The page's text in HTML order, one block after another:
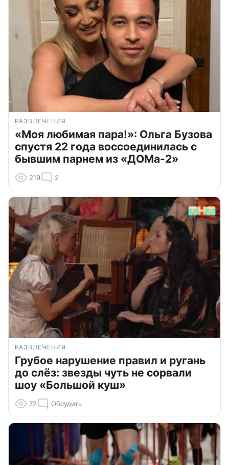
РАЗВЛЕЧЕНИЯ
«Моя любимая пара!»: Ольга Бузова
спустя 22 года воссоединилась с
бывшим парнем из «ДОМа-2»
219 2
РАЗВЛЕЧЕНИЯ
Грубое нарушение правил и ругань
до слёз: звезды чуть не сорвали
шоу «Большой куш»
72 Обсудить